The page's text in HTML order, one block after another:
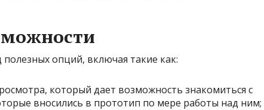
опций, включая такие как:
который дает возможность знакомиться с
вносились в прототип по мере работы над ним;